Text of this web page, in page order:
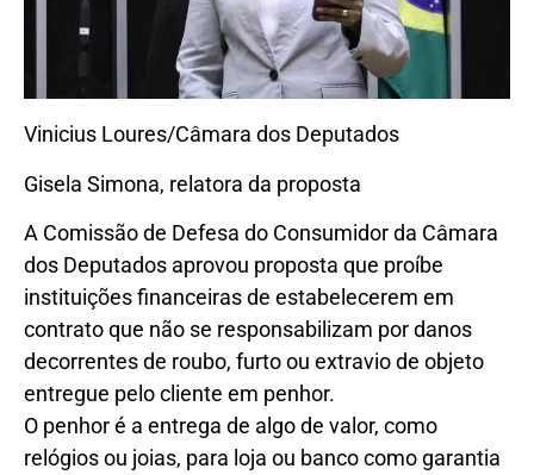
Vinicius Loures/Câmara dos Deputados
Gisela Simona, relatora da proposta
A Comissão de Defesa do Consumidor da Câmara
dos Deputados aprovou proposta que proíbe
instituições financeiras de estabelecerem em
contrato que não se responsabilizam por danos
decorrentes de roubo, furto ou extravio de objeto
entregue pelo cliente em penhor.
O penhor é a entrega de algo de valor, como
relógios ou joias, para loja ou banco como garantia